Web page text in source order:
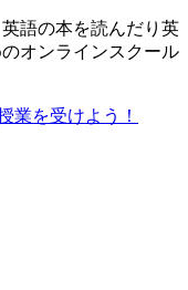
語の本を読んだり英
オンラインスクール